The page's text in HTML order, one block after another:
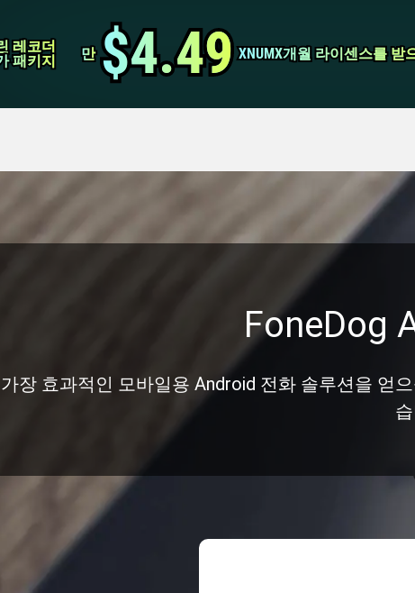
레코더
레코더
패키지
패키지 만
만 $4.49
$4.49 XNUMX개월 라이센스를 받
XNUMX개월 라이센스를 받
정리
FoneDog
장 효과적인 모바일용 Android 전화 솔루션을 얻